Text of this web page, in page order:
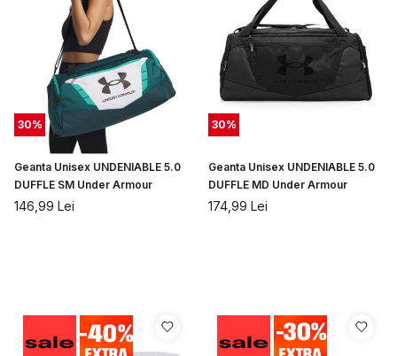
30%
Geanta Unisex UNDENIABLE 5.0
DUFFLE SM Under Armour
146,99 Lei
30%
Geanta Unisex UNDENIABLE 5.0
DUFFLE MD Under Armour
174,99 Lei